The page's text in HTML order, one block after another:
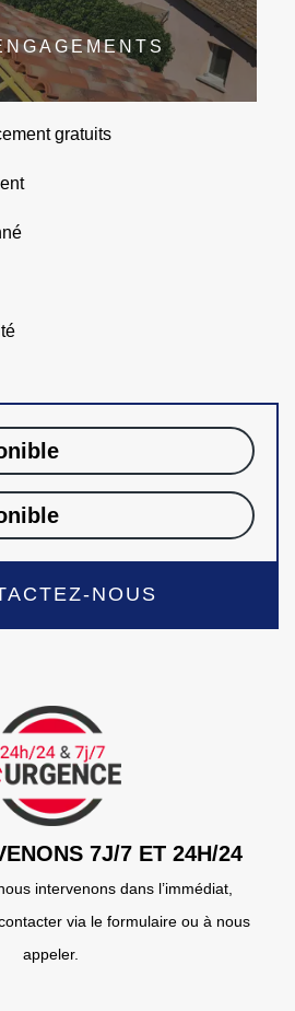
gratuits
NOUS
7J/7 ET 24H/24
intervenons dans l’immédiat,
via le formulaire ou à nous
appeler.